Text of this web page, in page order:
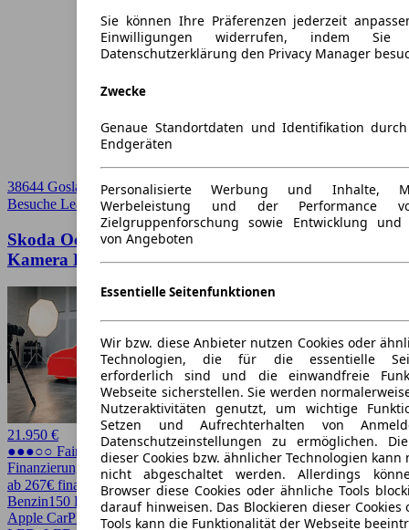
Sie können Ihre Präferenzen jederzeit
Einwilligungen widerrufen, indem
Datenschutzerklärung den Privacy Manager
Zwecke
Genaue Standortdaten und Identifikation
Endgeräten
Personalisierte Werbung und Inhalte,
Werbeleistung und der Performance
Zielgruppenforschung sowie Entwicklung und
von Angeboten
Essentielle Seitenfunktionen
Wir bzw. diese Anbieter nutzen Cookies oder
Technologien, die für die essentielle
erforderlich sind und die einwandfreie
Webseite sicherstellen. Sie werden
Nutzeraktivitäten genutzt, um wichtige
Setzen und Aufrechterhalten von
Datenschutzeinstellungen zu ermöglichen.
dieser Cookies bzw. ähnlicher Technologien kann
nicht abgeschaltet werden. Allerdings
Browser diese Cookies oder ähnliche Tools
darauf hinweisen. Das Blockieren dieser
Tools kann die Funktionalität der Webseite
38644 Goslar
Besuche Leasingmarkt➚
Skoda Octavia Combi 1.5 TSI Ambition LED
Kamera PDC
21.950 €
●●●○○ Fairer Preis
Finanzierung möglich
ab 267€ finanzieren ↗
Benzin150 PS (110 kW)69.822 km EZ 09/2020SchaltgetriebeKombi
Apple CarPlay, CarPlay, Einparkhilfe, Einparkhilfe vorn, Keyless,